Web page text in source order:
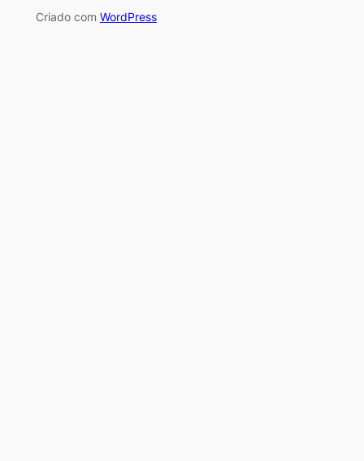
Criado com WordPress